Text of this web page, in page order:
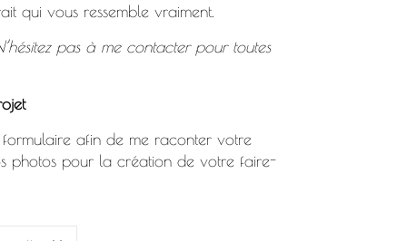
qui vous ressemble vraiment.
pas à me contacterpour toutes
afin de me raconter votre
photos pour la création de votre faire-